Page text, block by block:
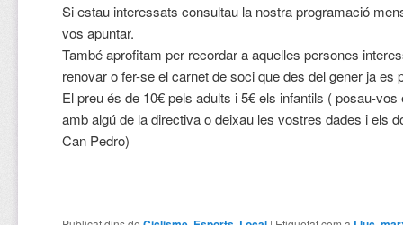
Si estau interessats consultau la nostra programació
vos apuntar.
També aprofitam per recordar a aquelles persones
renovar o fer-se el carnet de soci que des del gener ja es
El preu és de 10€ pels adults i 5€ els infantils ( posau-
amb algú de la directiva o deixau les vostres dades i els
Can Pedro)